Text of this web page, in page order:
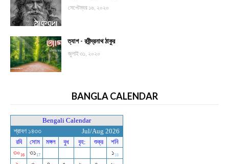
সেপ্টেম্বর ১৬, ২০২০
ত্যাগ - রবীন্দ্রনাথ ঠাকুর
জুলাই ৩১, ২০২০
BANGLA CALENDAR